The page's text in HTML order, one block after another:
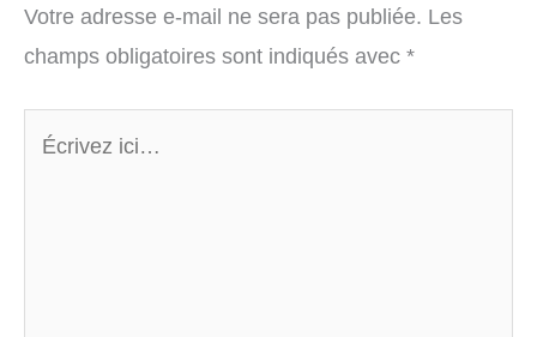
Votre adresse e-mail ne sera pas publiée. Les
champs obligatoires sont indiqués avec *